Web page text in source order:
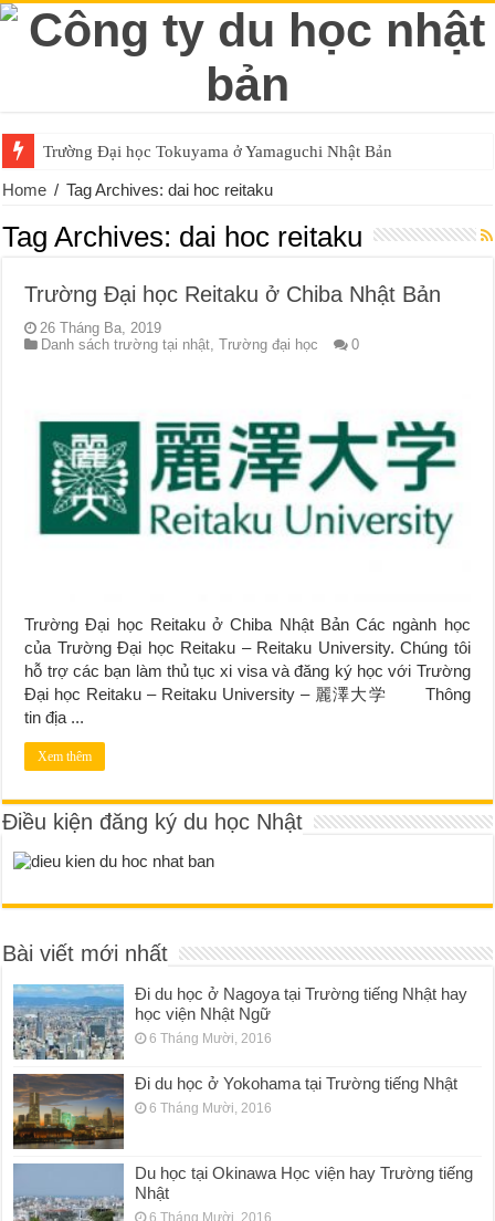
Trường Đại học Tokuyama ở Yamaguchi Nhật Bản
Home / Tag Archives: dai hoc reitaku
Tag Archives: dai hoc reitaku
Trường Đại học Reitaku ở Chiba Nhật Bản
26 Tháng Ba, 2019
Danh sách trường tại nhật,Trường đại học 0
Trường Đại học Reitaku ở Chiba Nhật Bản Các ngành học
của Trường Đại học Reitaku – Reitaku University. Chúng tôi
hỗ trợ các bạn làm thủ tục xi visa và đăng ký học với Trường
Đại học Reitaku – Reitaku University – 麗澤大学 Thông
tin địa ...
Xem thêm
Điều kiện đăng ký du học Nhật
Bài viết mới nhất
Đi du học ở Nagoya tại Trường tiếng Nhật hay
học viện Nhật Ngữ
6 Tháng Mười, 2016
Đi du học ở Yokohama tại Trường tiếng Nhật
6 Tháng Mười, 2016
Du học tại Okinawa Học viện hay Trường tiếng
Nhật
6 Tháng Mười, 2016